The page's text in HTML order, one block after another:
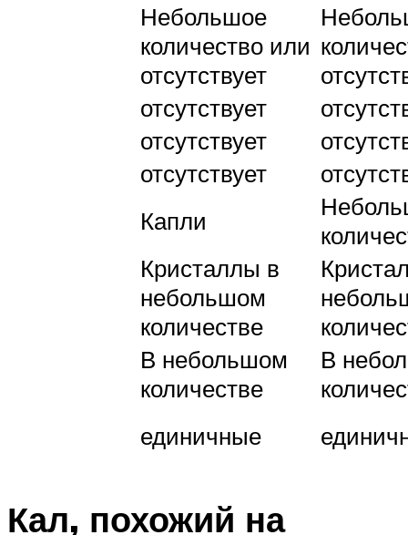
Небольшое
количество или
отсутствует
отсутствует
отсутствует
отсутствует
Капли
Кристаллы в
небольшом
количестве
В небольшом
количестве
В
единичные
Кал, похожий на